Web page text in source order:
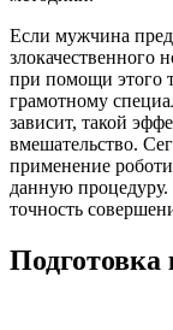
Если мужчина
злокачественного
при помощи этого
грамотному
зависит, такой
вмешательство.
применение
данную процедуру.
точность
Подготовка